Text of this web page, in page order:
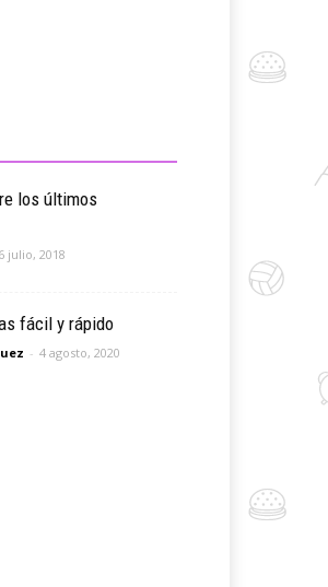
los últimos
julio, 2018
fácil y rápido
- 4 agosto, 2020